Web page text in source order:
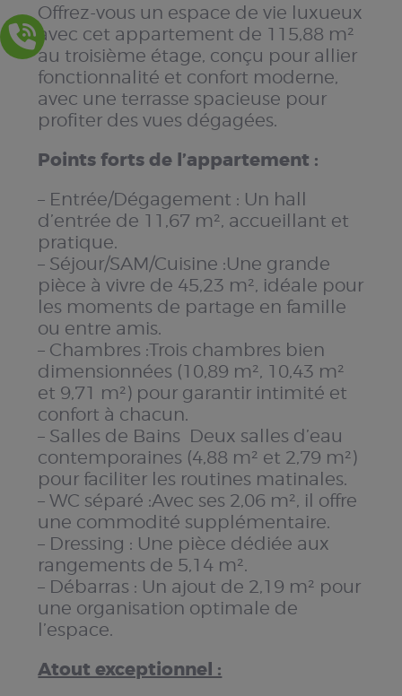
Offrez-vous un espace de vie luxueux
avec cet appartement de 115,88 m²
au troisième étage, conçu pour allier
fonctionnalité et confort moderne,
avec une terrasse spacieuse pour
profiter des vues dégagées.
Points forts de l’appartement :
– Entrée/Dégagement : Un hall
d’entrée de 11,67 m², accueillant et
pratique.
– Séjour/SAM/Cuisine :Une grande
pièce à vivre de 45,23 m², idéale pour
les moments de partage en famille
ou entre amis.
– Chambres :Trois chambres bien
dimensionnées (10,89 m², 10,43 m²
et 9,71 m²) pour garantir intimité et
confort à chacun.
– Salles de Bains Deux salles d’eau
contemporaines (4,88 m² et 2,79 m²)
pour faciliter les routines matinales.
– WC séparé :Avec ses 2,06 m², il offre
une commodité supplémentaire.
– Dressing : Une pièce dédiée aux
rangements de 5,14 m².
– Débarras : Un ajout de 2,19 m² pour
une organisation optimale de
l’espace.
Atout exceptionnel :